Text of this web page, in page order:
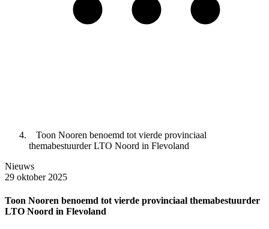
Toon Nooren benoemd tot vierde provinciaal
themabestuurder LTO Noord in Flevoland
Nieuws
29 oktober 2025
Toon Nooren benoemd tot vierde provinciaal themabestuurder
LTO Noord in Flevoland